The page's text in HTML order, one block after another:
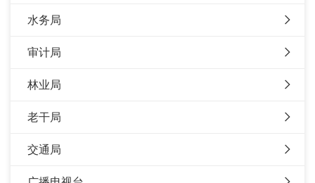
水务局
审计局
林业局
老干局
交通局